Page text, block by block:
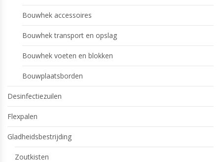
Bouwhek accessoires
Bouwhek transport en opslag
Bouwhek voeten en blokken
Bouwplaatsborden
Desinfectiezuilen
Flexpalen
Gladheidsbestrijding
Zoutkisten